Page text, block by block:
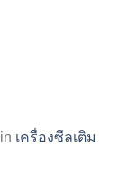
in เครื่องซีลเติม